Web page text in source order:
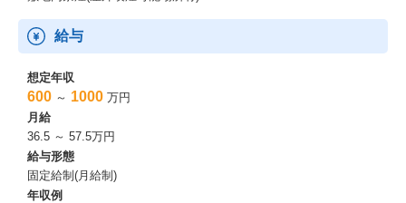
給与
想定年収
600 ～ 1000 万円
月給
36.5 ～ 57.5万円
給与形態
固定給制(月給制)
年収例